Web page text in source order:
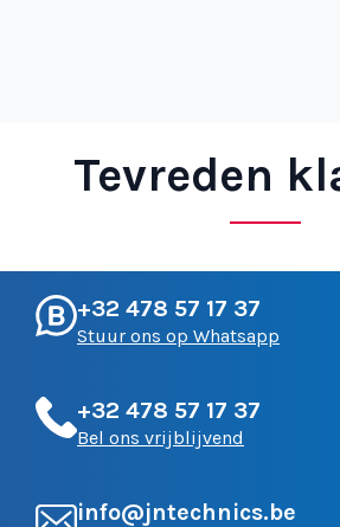
Tevreden
+32 478 57 17 37
Stuur ons op Whatsapp
+32 478 57 17 37
Bel ons vrijblijvend
info@jntechnics.be